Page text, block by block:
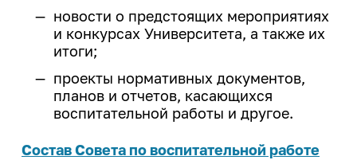
деятельность
ИРНИТУ - ОК "Российский
ИРНИТУ - ПАО "Корпорация
"Иркут"
Центр карьеры
Трудоустройство студентов
Программа целевого обучения в
интересах ИРНИТУ
Культура и творчество
Закон Иркутской области о
ветеранах труда Иркутской
области
новости о предстоящих мероприятиях
и конкурсах Университета, а также их
итоги;
проекты нормативных документов,
планов и отчетов, касающихся
воспитательной работы и другое.
Состав Совета по воспитательной работе